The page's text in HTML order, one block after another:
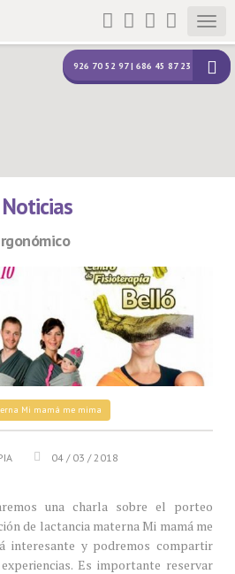
926 70 52 97 | 686 45 87 23
Noticias
Mi mamá me mima
04 / 03 / 2018
una charla sobre el porteo
de lactancia materna Mi mamá me
interesante y podremos compartir
Es importante reservar